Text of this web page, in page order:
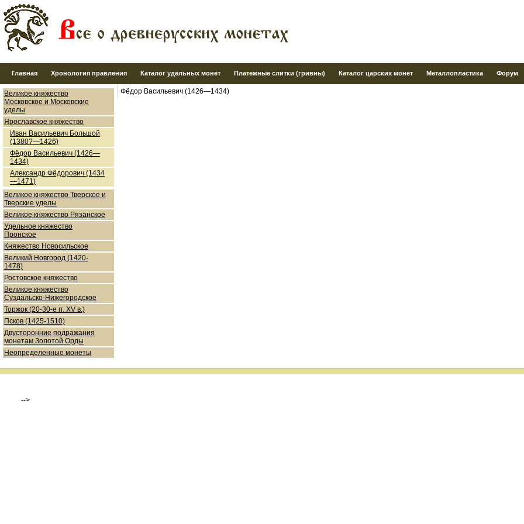
Главная Хронология правления Каталог удельных монет Платежные слитки (гривны) Каталог царских монет Металлопластика Форум
Великое княжество
Московское и Московские
уделы
Ярославское княжество
Иван Васильевич Большой
(1380?—1426)
Фёдор Васильевич (1426—
1434)
Александр Фёдорович (1434
—1471)
Великое княжество Тверское и
Тверские уделы
Великое княжество Рязанское
Удельное княжество
Пронское
Княжество Новосильское
Великий Новгород (1420-
1478)
Ростовское княжество
Великое княжество
Суздальско-Нижегородское
Торжок (20-30-е гг. XV в.)
Псков (1425-1510)
Двусторонние подражания
монетам Золотой Орды
Неопределенные монеты
Фёдор Васильевич (1426—1434)
-->